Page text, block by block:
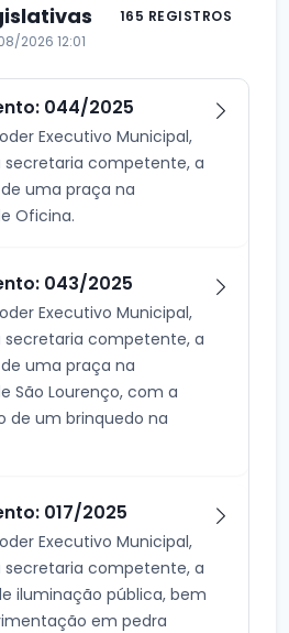
165 REGISTROS
2026 12:01
044/2025
Executivo Municipal,
secretaria competente, a
uma praça na
Oficina.
043/2025
Executivo Municipal,
secretaria competente, a
uma praça na
São Lourenço, com a
de um brinquedo na
017/2025
Executivo Municipal,
secretaria competente, a
iluminação pública, bem
em pedra